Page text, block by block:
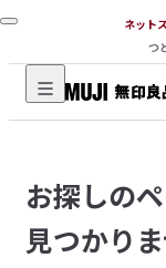
ネット
つ
無
品
ネ
ッ
お探しの
見つかり